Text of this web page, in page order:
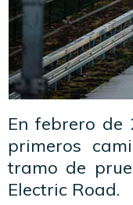
En febrero de
primeros
tramo de
Electric Road.